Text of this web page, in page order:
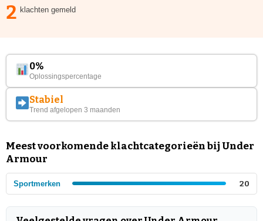
2 klachten gemeld
0%
Oplossingspercentage
Stabiel
Trend afgelopen 3 maanden
Meest voorkomende klachtcategorieën bij Under
Armour
Sportmerken 20